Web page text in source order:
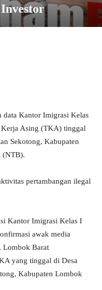
data Kantor Imigrasi Kelas
Kerja Asing (TKA) tinggal
Sekotong, Kabupaten
(NTB).
pertambangan ilegal
Kantor Imigrasi Kelas I
awak media
Lombok Barat
yang tinggal di Desa
Kabupaten Lombok